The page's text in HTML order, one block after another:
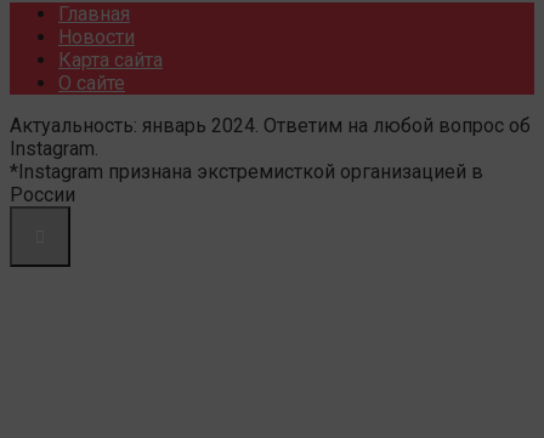
Главная
Новости
Карта сайта
О сайте
Актуальность: январь 2024. Ответим на любой вопрос об
Instagram.
*Instagram признана экстремисткой организацией в
России